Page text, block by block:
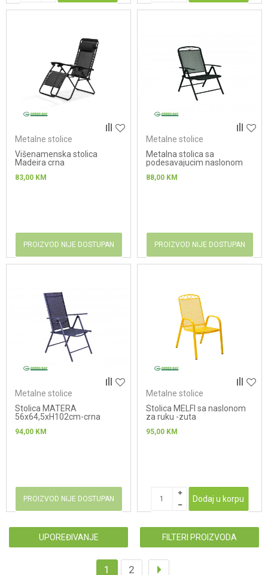
Metalne stolice
Višenamenska stolica
Madeira crna
83,00 KM
PROIZVOD NIJE DOSTUPAN
Metalne stolice
Metalna stolica sa
podesavajucim naslonom
88,00 KM
PROIZVOD NIJE DOSTUPAN
Metalne stolice
Stolica MATERA
56x64,5xH102cm-crna
94,00 KM
PROIZVOD NIJE DOSTUPAN
Metalne stolice
Stolica MELFI sa naslonom
za ruku -zuta
95,00 KM
Dodaj u korpu
UPOREĐIVANJE FILTERI PROIZVODA
1 2